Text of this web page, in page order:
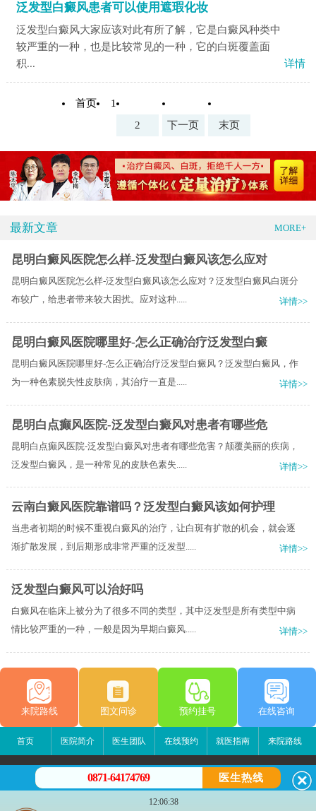
泛发型白癜风患者可以使用遮瑕化妆
泛发型白癜风大家应该对此有所了解，它是白癜风种类中
较严重的一种，也是比较常见的一种，它的白斑覆盖面
积...
详情
首页
1
2
下一页 末页
最新文章 MORE+
昆明白癜风医院怎么样-泛发型白癜风该怎么应对
昆明白癜风医院怎么样-泛发型白癜风该怎么应对？泛发型白癜风白斑分
布较广，给患者带来较大困扰。应对这种.....
详情>>
昆明白癜风医院哪里好-怎么正确治疗泛发型白癜
昆明白癜风医院哪里好-怎么正确治疗泛发型白癜风？泛发型白癜风，作
为一种色素脱失性皮肤病，其治疗一直是.....
详情>>
昆明白点癫风医院-泛发型白癜风对患者有哪些危
昆明白点癫风医院-泛发型白癜风对患者有哪些危害？颠覆美丽的疾病，
泛发型白癜风，是一种常见的皮肤色素失.....
详情>>
云南白癜风医院靠谱吗？泛发型白癜风该如何护理
当患者初期的时候不重视白癜风的治疗，让白斑有扩散的机会，就会逐
渐扩散发展，到后期形成非常严重的泛发型.....
详情>>
泛发型白癜风可以治好吗
白癜风在临床上被分为了很多不同的类型，其中泛发型是所有类型中病
情比较严重的一种，一般是因为早期白癜风.....
详情>>
来院路线 图文问诊 预约挂号 在线咨询
首页 医院简介 医生团队 在线预约 就医指南 来院路线
0871-64174769 医生热线
12:06:38